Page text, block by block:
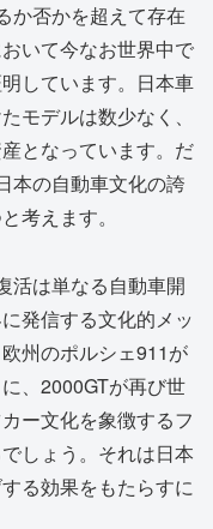
か否かを超えて存在
いて今なお世界中で
しています。日本車
モデルは数少なく、
となっています。だ
本の自動車文化の誇
考えます。
活は単なる自動車開
発信する文化的メッ
州のポルシェ911が
、2000GTが再び世
ー文化を象徴するフ
しょう。それは日本
る効果をもたらすに